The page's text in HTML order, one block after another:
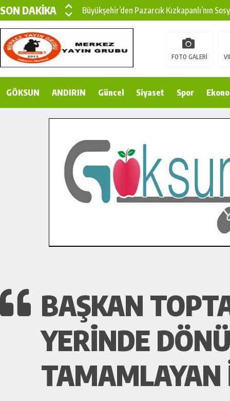
SON DAKİKA
Büyükşehir’den Pazarcık Kızkapanlı’nın
Büyükşehir’den Pazarcık Kırsalına Modern
Çin’den KSÜ’ye Uluslararası Başarı:
Gençler Pusula Maraş Kampında Yeni
İlçe Jandarma Komutanı Karakaya’dan
Bertiz’in Yeni Köprüsünde Sona Doğru.
FOTO GALERİ
GÖKSUN ANDIRIN Güncel Siyaset Spor
BAŞKAN
YERINDE
TAMAMLAYAN